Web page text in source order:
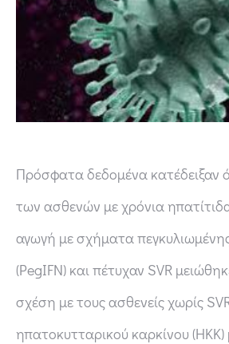
Πρόσφατα δεδομένα κατέδειξαν
των ασθενών με χρόνια
αγωγή με σχήματα
(PegIFN) και πέτυχαν SVR
σχέση με τους ασθενείς χωρίς
ηπατοκυτταρικού καρκίνου